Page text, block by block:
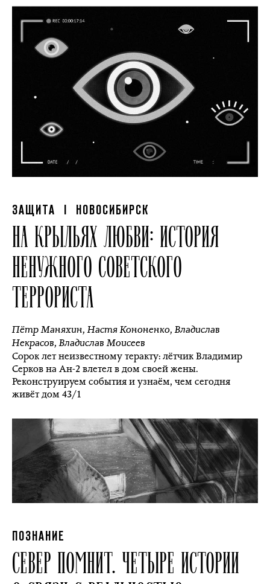
ЗАЩИТА | НОВОСИБИРСК
НА КРЫЛЬЯХ ЛЮБВИ: ИСТОРИЯ
НЕНУЖНОГО СОВЕТСКОГО
ТЕРРОРИСТА
Пётр Маняхин,Настя Кононенко,Владислав
Некрасов,Владислав Моисеев
Сорок лет неизвестному теракту: лётчик Владимир
Серков на Ан-2 влетел в дом своей жены.
Реконструируем события и узнаём, чем сегодня
живёт дом 43/1
ПОЗНАНИЕ
СЕВЕР ПОМНИТ. ЧЕТЫРЕ ИСТОРИИ